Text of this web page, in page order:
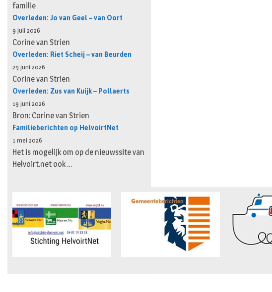
familie
Overleden: Jo van Geel – van Oort
9 juli 2026
Corine van Strien
Overleden: Riet Scheij – van Beurden
29 juni 2026
Corine van Strien
Overleden: Zus van Kuijk – Pollaerts
19 juni 2026
Bron: Corine van Strien
Familieberichten op HelvoirtNet
1 mei 2026
Het is mogelijk om op de nieuwssite van
Helvoirt.net ook …